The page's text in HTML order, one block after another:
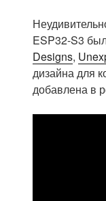
ESP32-S3
Designs,
дизайна для
добавлена ​​в